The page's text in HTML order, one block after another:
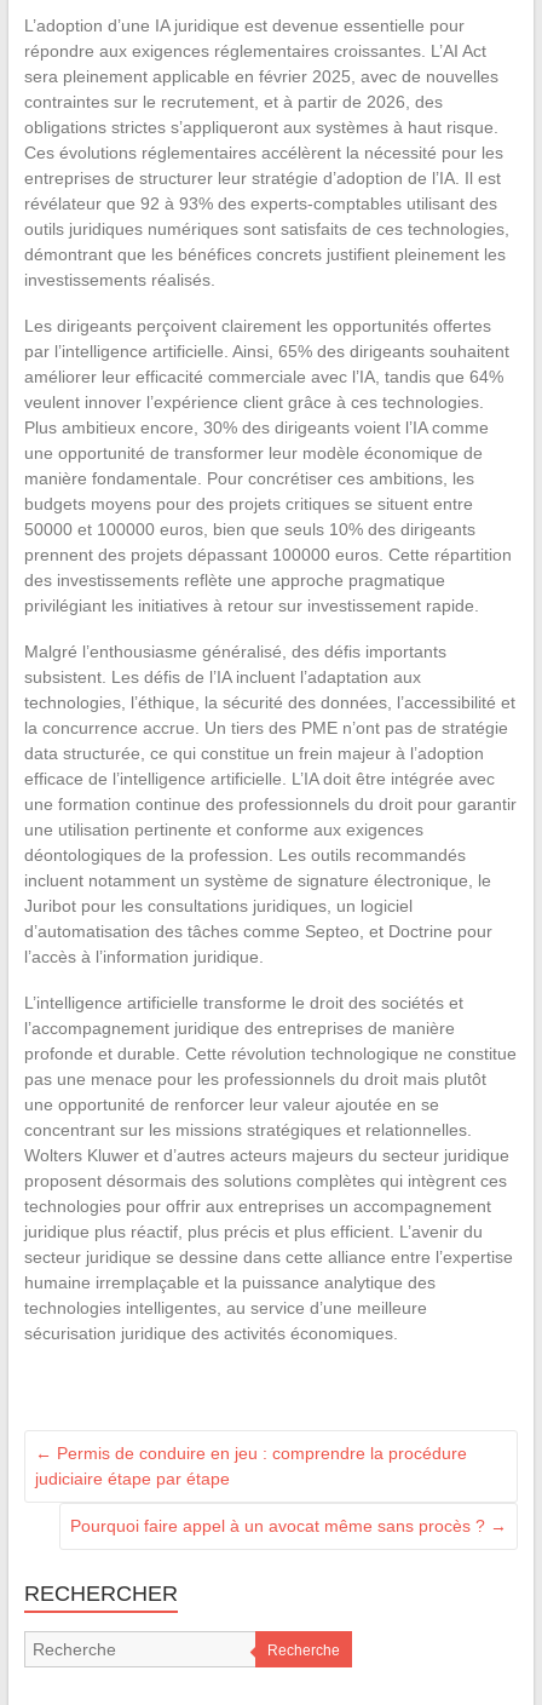
L’adoption d’une IA juridique est devenue essentielle pour
répondre aux exigences réglementaires croissantes. L’AI Act
sera pleinement applicable en février 2025, avec de nouvelles
contraintes sur le recrutement, et à partir de 2026, des
obligations strictes s’appliqueront aux systèmes à haut risque.
Ces évolutions réglementaires accélèrent la nécessité pour les
entreprises de structurer leur stratégie d’adoption de l’IA. Il est
révélateur que 92 à 93% des experts-comptables utilisant des
outils juridiques numériques sont satisfaits de ces technologies,
démontrant que les bénéfices concrets justifient pleinement les
investissements réalisés.
Les dirigeants perçoivent clairement les opportunités offertes
par l’intelligence artificielle. Ainsi, 65% des dirigeants souhaitent
améliorer leur efficacité commerciale avec l’IA, tandis que 64%
veulent innover l’expérience client grâce à ces technologies.
Plus ambitieux encore, 30% des dirigeants voient l’IA comme
une opportunité de transformer leur modèle économique de
manière fondamentale. Pour concrétiser ces ambitions, les
budgets moyens pour des projets critiques se situent entre
50000 et 100000 euros, bien que seuls 10% des dirigeants
prennent des projets dépassant 100000 euros. Cette répartition
des investissements reflète une approche pragmatique
privilégiant les initiatives à retour sur investissement rapide.
Malgré l’enthousiasme généralisé, des défis importants
subsistent. Les défis de l’IA incluent l’adaptation aux
technologies, l’éthique, la sécurité des données, l’accessibilité et
la concurrence accrue. Un tiers des PME n’ont pas de stratégie
data structurée, ce qui constitue un frein majeur à l’adoption
efficace de l’intelligence artificielle. L’IA doit être intégrée avec
une formation continue des professionnels du droit pour garantir
une utilisation pertinente et conforme aux exigences
déontologiques de la profession. Les outils recommandés
incluent notamment un système de signature électronique, le
Juribot pour les consultations juridiques, un logiciel
d’automatisation des tâches comme Septeo, et Doctrine pour
l’accès à l’information juridique.
L’intelligence artificielle transforme le droit des sociétés et
l’accompagnement juridique des entreprises de manière
profonde et durable. Cette révolution technologique ne constitue
pas une menace pour les professionnels du droit mais plutôt
une opportunité de renforcer leur valeur ajoutée en se
concentrant sur les missions stratégiques et relationnelles.
Wolters Kluwer et d’autres acteurs majeurs du secteur juridique
proposent désormais des solutions complètes qui intègrent ces
technologies pour offrir aux entreprises un accompagnement
juridique plus réactif, plus précis et plus efficient. L’avenir du
secteur juridique se dessine dans cette alliance entre l’expertise
humaine irremplaçable et la puissance analytique des
technologies intelligentes, au service d’une meilleure
sécurisation juridique des activités économiques.
← Permis de conduire en jeu : comprendre la procédure
judiciaire étape par étape
Pourquoi faire appel à un avocat même sans procès ? →
RECHERCHER
Recherche